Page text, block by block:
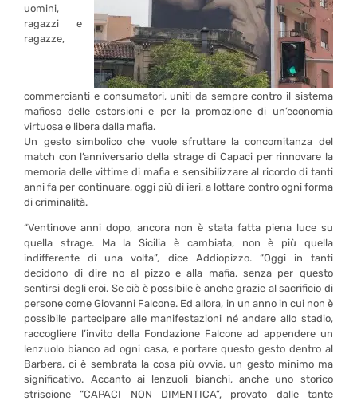
uomini,
ragazzi e
ragazze,
commercianti e consumatori, uniti da sempre contro il sistema
mafioso delle estorsioni e per la promozione di un’economia
virtuosa e libera dalla mafia.
Un gesto simbolico che vuole sfruttare la concomitanza del
match con l’anniversario della strage di Capaci per rinnovare la
memoria delle vittime di mafia e sensibilizzare al ricordo di tanti
anni fa per continuare, oggi più di ieri, a lottare contro ogni forma
di criminalità.
“Ventinove anni dopo, ancora non è stata fatta piena luce su
quella strage. Ma la Sicilia è cambiata, non è più quella
indifferente di una volta”, dice Addiopizzo. “Oggi in tanti
decidono di dire no al pizzo e alla mafia, senza per questo
sentirsi degli eroi. Se ciò è possibile è anche grazie al sacrificio di
persone come Giovanni Falcone. Ed allora, in un anno in cui non è
possibile partecipare alle manifestazioni né andare allo stadio,
raccogliere l’invito della Fondazione Falcone ad appendere un
lenzuolo bianco ad ogni casa, e portare questo gesto dentro al
Barbera, ci è sembrata la cosa più ovvia, un gesto minimo ma
significativo. Accanto ai lenzuoli bianchi, anche uno storico
striscione “CAPACI NON DIMENTICA”, provato dalle tante